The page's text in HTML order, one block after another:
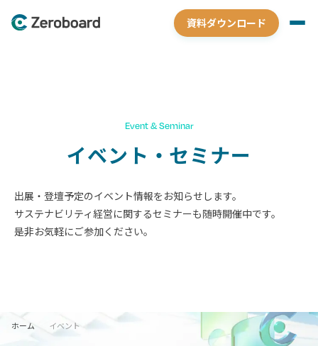
資料ダウンロード
Event & Seminar
イベント・セミナー
出展・登壇予定のイベント情報をお知らせします。
サステナビリティ経営に関するセミナーも随時開催中です。
是非お気軽にご参加ください。
ホーム イベント